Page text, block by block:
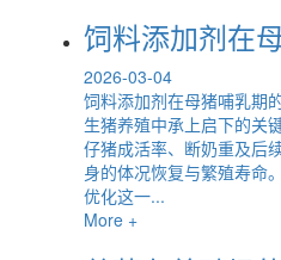
饲料添加剂在
2026-03-04
饲料添加剂在母猪哺乳期
生猪养殖中承上启下的关
仔猪成活率、断奶重及后
身的体况恢复与繁殖寿命
优化这一...
More +